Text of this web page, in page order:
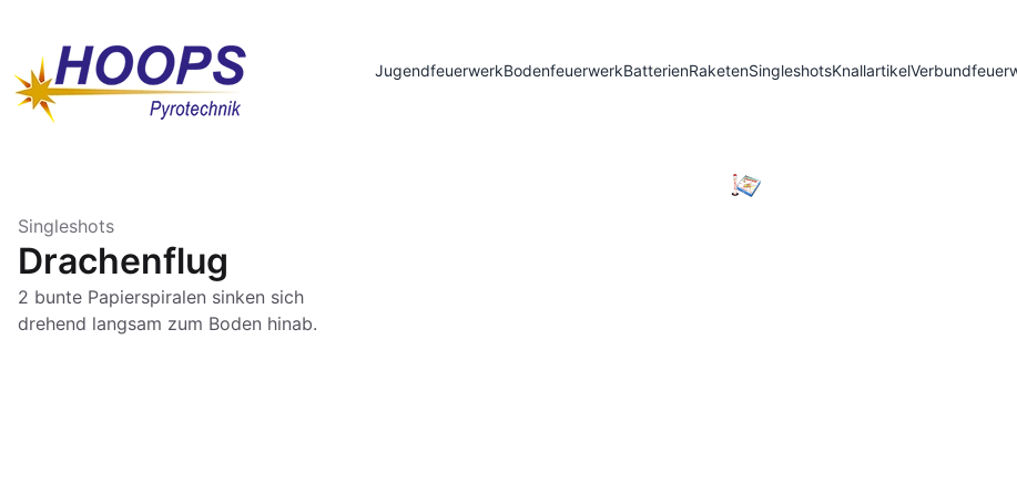
JugendfeuerwerkBodenfeuerwerkBatterienRaketenSingleshotsKnallartikel
Singleshots
Drachenflug
2 bunte Papierspiralen sinken sich
drehend langsam zum Boden hinab.